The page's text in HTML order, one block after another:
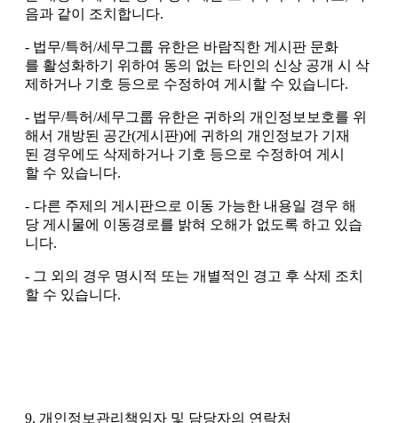
음과 같이 조치합니다.
- 법무/특허/세무그룹 유한은 바람직한 게시판 문화
를 활성화하기 위하여 동의 없는 타인의 신상 공개 시 삭
제하거나 기호 등으로 수정하여 게시할 수 있습니다.
- 법무/특허/세무그룹 유한은 귀하의 개인정보보호를 위
해서 개방된 공간(게시판)에 귀하의 개인정보가 기재
된 경우에도 삭제하거나 기호 등으로 수정하여 게시
할 수 있습니다.
- 다른 주제의 게시판으로 이동 가능한 내용일 경우 해
당 게시물에 이동경로를 밝혀 오해가 없도록 하고 있습
니다.
- 그 외의 경우 명시적 또는 개별적인 경고 후 삭제 조치
할 수 있습니다.
9. 개인정보관리책임자 및 담당자의 연락처